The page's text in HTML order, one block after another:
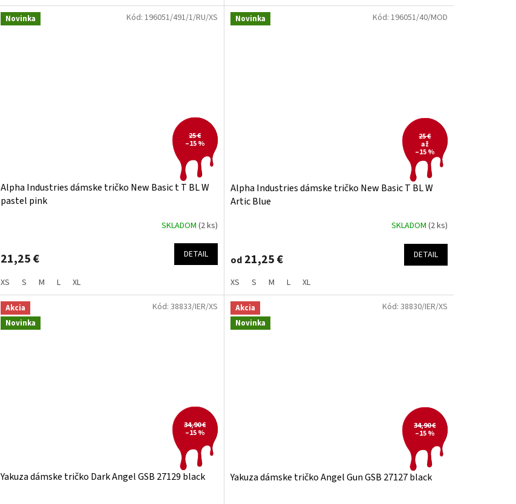
Novinka
25 €
–15 %
Alpha Industries dámske tričko New Basic t T BL W
pastel pink
SKLADOM (2 ks)
21,25 € DETAIL
XS S M L XL
Kód: 196051/491/1/RU/XS Novinka
25 €
až
–15 %
Alpha Industries dámske tričko New Basic T BL W
Artic Blue
SKLADOM (2 ks)
od21,25 € DETAIL
XS S M L XL
Kód: 196051/40/MOD
Akcia
Novinka
34,90 €
–15 %
Yakuza dámske tričko Dark Angel GSB 27129 black
Kód: 38833/IER/XS
Akcia
Novinka
34,90 €
–15 %
Yakuza dámske tričko Angel Gun GSB 27127 black
Kód: 38830/IER/XS